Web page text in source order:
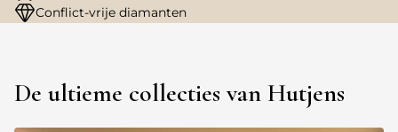
Conflict-vrije diamanten
De ultieme collecties van Hutjens